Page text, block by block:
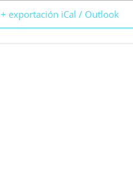
+ exportación iCal / Outlook